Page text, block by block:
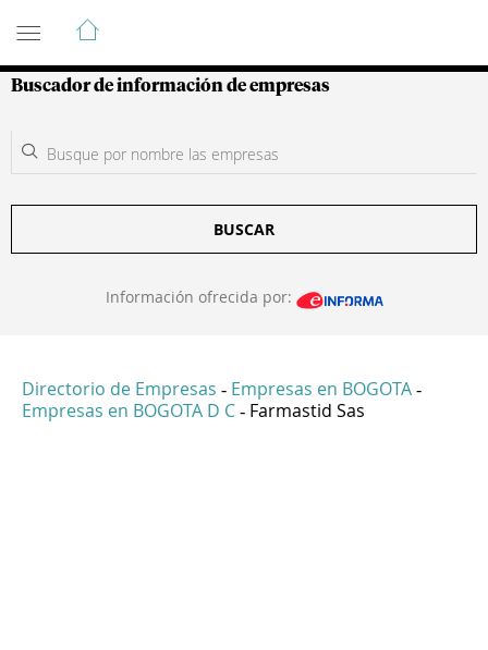
Guía de Empresas Colombianas
Buscador de información de empresas
BUSCAR
Información ofrecida por:
Directorio de Empresas - Empresas en BOGOTA -
Empresas en BOGOTA D C - Farmastid Sas